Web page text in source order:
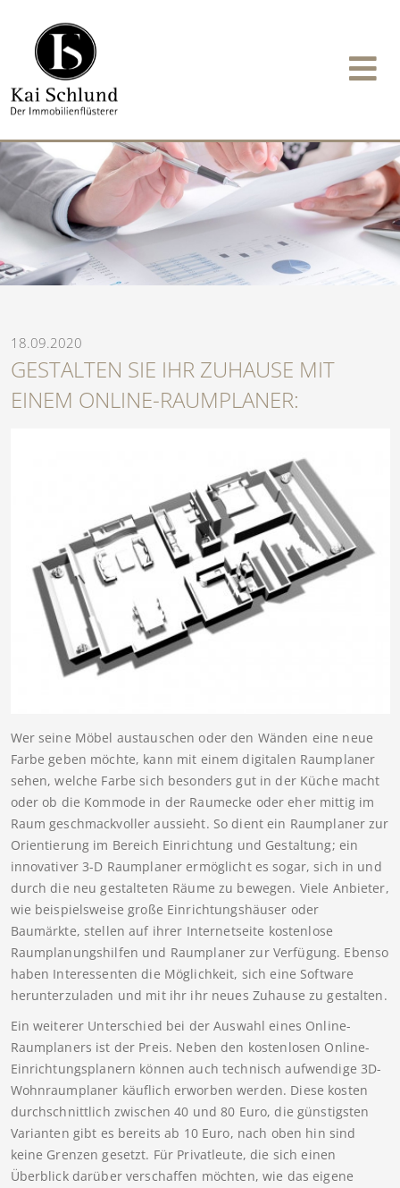
18.09.2020
GESTALTEN SIE IHR ZUHAUSE MIT
EINEM ONLINE-RAUMPLANER:
Wer seine Möbel austauschen oder den Wänden eine neue
Farbe geben möchte, kann mit einem digitalen Raumplaner
sehen, welche Farbe sich besonders gut in der Küche macht
oder ob die Kommode in der Raumecke oder eher mittig im
Raum geschmackvoller aussieht. So dient ein Raumplaner zur
Orientierung im Bereich Einrichtung und Gestaltung; ein
innovativer 3-D Raumplaner ermöglicht es sogar, sich in und
durch die neu gestalteten Räume zu bewegen. Viele Anbieter,
wie beispielsweise große Einrichtungshäuser oder
Baumärkte, stellen auf ihrer Internetseite kostenlose
Raumplanungshilfen und Raumplaner zur Verfügung. Ebenso
haben Interessenten die Möglichkeit, sich eine Software
herunterzuladen und mit ihr ihr neues Zuhause zu gestalten.
Ein weiterer Unterschied bei der Auswahl eines Online-
Raumplaners ist der Preis. Neben den kostenlosen Online-
Einrichtungsplanern können auch technisch aufwendige 3D-
Wohnraumplaner käuflich erworben werden. Diese kosten
durchschnittlich zwischen 40 und 80 Euro, die günstigsten
Varianten gibt es bereits ab 10 Euro, nach oben hin sind
keine Grenzen gesetzt. Für Privatleute, die sich einen
Überblick darüber verschaffen möchten, wie das eigene